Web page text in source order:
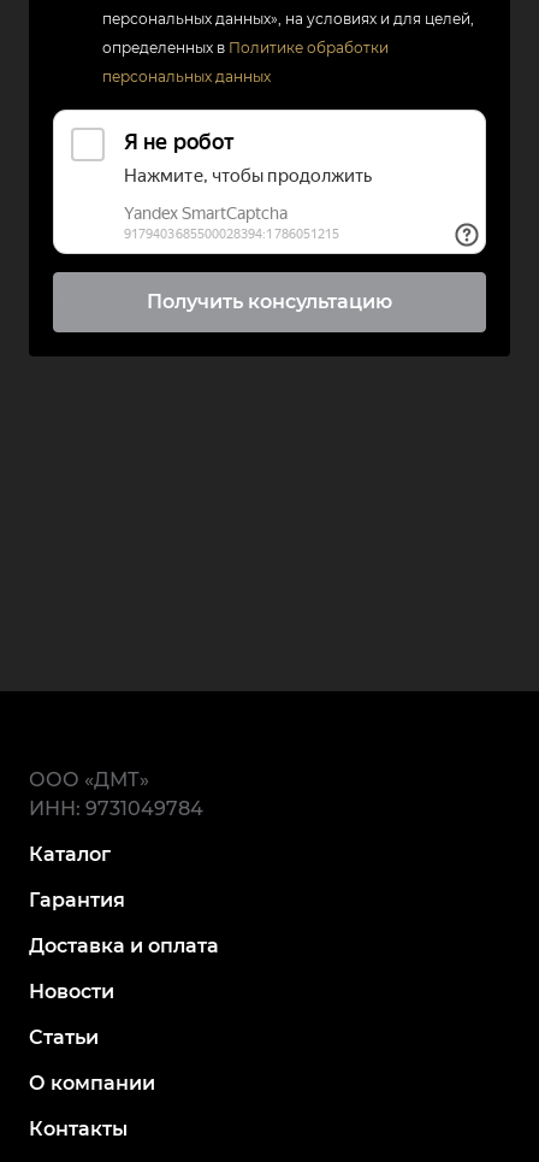
персональных данных», на условиях и для целей,
определенных в Политике обработки
персональных данных
Получить консультацию
ООО «ДМТ»
ИНН: 9731049784
Каталог
Гарантия
Доставка и оплата
Новости
Статьи
О компании
Контакты